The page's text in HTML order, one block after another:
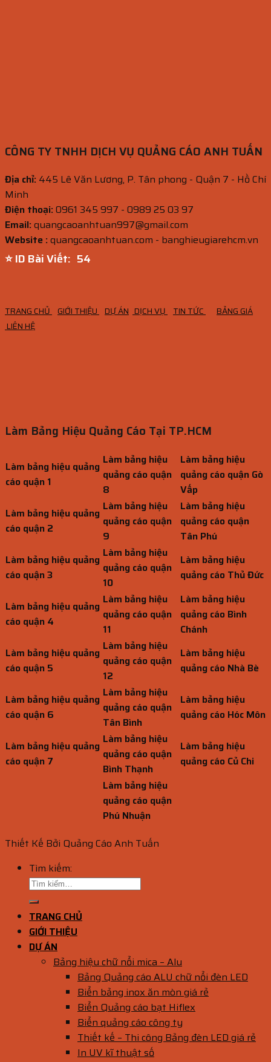
CÔNG TY TNHH DỊCH VỤ QUẢNG CÁO ANH TUẤN
Địa chỉ: 445 Lê Văn Lương, P. Tân phong - Quận 7 - Hồ Chí
Minh
Điện thoại:0961 345 997 - 0989 25 03 97
Email:quangcaoanhtuan997@gmail.com
Website :quangcaoanhtuan.com - banghieugiarehcm.vn
⭐ ID Bài Viết: 53
TRANG CHỦ GIỚI THIỆU DỰ ÁN DỊCH VỤ TIN TỨC
BẢNG GIÁ
LIÊN HỆ
Làm Bảng Hiệu Quảng Cáo Tại TP.HCM
Làm bảng hiệu quảng
cáo quận 1
Làm bảng hiệu
quảng cáo quận
8
Làm bảng hiệu
quảng cáo quận Gò
Vấp
Làm bảng hiệu quảng
cáo quận 2
Làm bảng hiệu
quảng cáo quận
9
Làm bảng hiệu
quảng cáo quận
Tân Phú
Làm bảng hiệu quảng
cáo quận 3
Làm bảng hiệu
quảng cáo quận
10
Làm bảng hiệu
quảng cáo Thủ Đức
Làm bảng hiệu quảng
cáo quận 4
Làm bảng hiệu
quảng cáo quận
11
Làm bảng hiệu
quảng cáo Bình
Chánh
Làm bảng hiệu quảng
cáo quận 5
Làm bảng hiệu
quảng cáo quận
12
Làm bảng hiệu
quảng cáo Nhà Bè
Làm bảng hiệu quảng
cáo quận 6
Làm bảng hiệu
quảng cáo quận
Tân Bình
Làm bảng hiệu
quảng cáo Hóc Môn
Làm bảng hiệu quảng
cáo quận 7
Làm bảng hiệu
quảng cáo quận
Bình Thạnh
Làm bảng hiệu
quảng cáo Củ Chi
Làm bảng hiệu
quảng cáo quận
Phú Nhuận
Thiết Kế Bởi Quảng Cáo Anh Tuấn
Tìm kiếm:
TRANG CHỦ
GIỚI THIỆU
DỰ ÁN
Bảng hiệu chữ nổi mica – Alu
Bảng Quảng cáo ALU chữ nổi đèn LED
Biển bảng inox ăn mòn giá rẻ
Biển Quảng cáo bạt Hiflex
Biển quảng cáo công ty
Thiết kế – Thi công Bảng đèn LED giá rẻ
In UV kĩ thuật số